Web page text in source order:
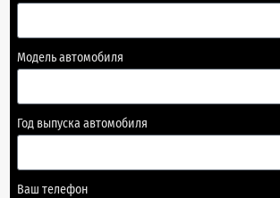
Модель автомобиля
Год выпуска автомобиля
Ваш телефон